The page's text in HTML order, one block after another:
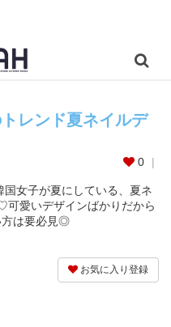
レンド夏ネイルデ
0
女子が夏にしている、夏ネ
愛いデザインばかりだから
方は要必見◎
お気に入り登録